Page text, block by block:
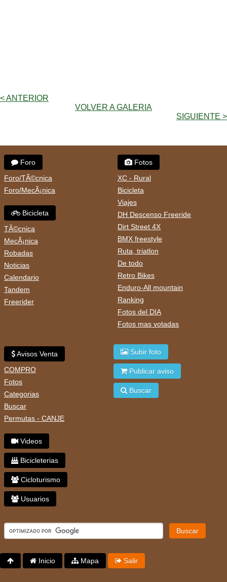
< ANTERIOR
VOLVER A GALERIA
SIGUIENTE >
Foro
Foro/TÃ©cnica
Foro/MecÃ¡nica
Bicicleta
TÃ©cnica
MecÃ¡nica
Robadas
Noticias
Calendario
Tandem
Freerider
Fotos
XC - Rural
Bicicleta
Viajes
DH Descenso Freeride
Dirt Street 4X
BMX freestyle
Ruta, triatlon
De todo
Retro Bikes
Enduro-All mountain
Ranking
Fotos del DIA
Fotos mas votadas
Avisos Venta
COMPRO
Fotos
Categorias
Buscar
Permutas - CANJE
Videos
Bicicleterias
Cicloturismo
Usuarios
Subir foto
Publicar aviso
Buscar
Buscar
Inicio Mapa Salir